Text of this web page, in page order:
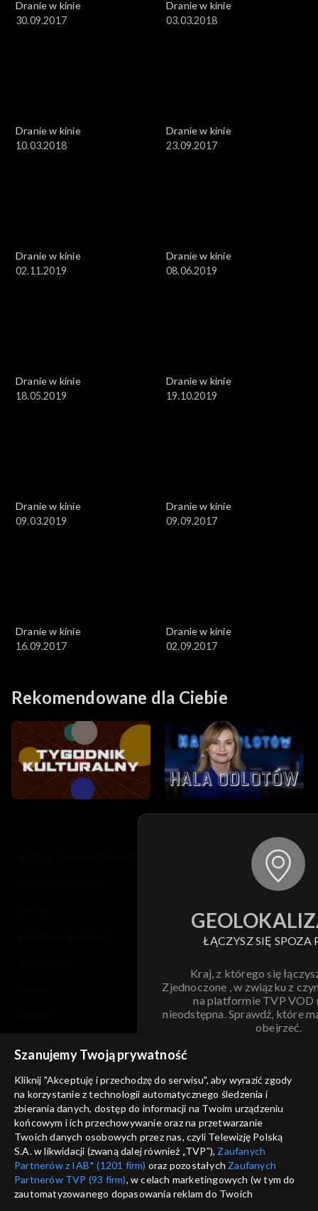
Dranie w kinie
30.09.2017
Dranie w kinie
03.03.2018
Dranie w kinie
10.03.2018
Dranie w kinie
23.09.2017
Dranie w kinie
02.11.2019
Dranie w kinie
08.06.2019
Dranie w kinie
18.05.2019
Dranie w kinie
19.10.2019
Dranie w kinie
09.03.2019
Dranie w kinie
09.09.2017
Dranie w kinie
16.09.2017
Dranie w kinie
02.09.2017
Rekomendowane dla Ciebie
ŁĄCZYSZ SIĘ SPOZA
Kraj, z którego się
Zjednoczone , w związku z
na platformie TVP VOD
nieodstępna. Sprawdź, które
obejrzeć.
ANULUJ
informacje o dostawcy usług
Szanujemy Twoją prywatność
Kliknij "Akceptuję i przechodzę do serwisu", aby wyrazić zgody
na korzystanie z technologii automatycznego śledzenia i
zbierania danych, dostęp do informacji na Twoim urządzeniu
końcowym i ich przechowywanie oraz na przetwarzanie
Twoich danych osobowych przez nas, czyli Telewizję Polską
S.A. w likwidacji (zwaną dalej również „TVP”), Zaufanych
Partnerów z IAB* (1201 firm) oraz pozostałych Zaufanych
Partnerów TVP (93 firm), w celach marketingowych (w tym do
zautomatyzowanego dopasowania reklam do Twoich